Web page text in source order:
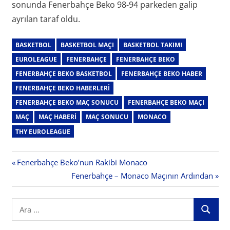
sonunda Fenerbahçe Beko 98-94 parkeden galip
ayrılan taraf oldu.
BASKETBOL BASKETBOL MAÇI
BASKETBOL TAKIMI
EUROLEAGUE
FENERBAHÇE
FENERBAHÇE BEKO
FENERBAHÇE BEKO BASKETBOL
FENERBAHÇE BEKO HABER
FENERBAHÇE BEKO HABERLERI
FENERBAHÇE BEKO MAÇ SONUCU
FENERBAHÇE BEKO MAÇI
MAÇ
MAÇ HABERI MAÇ SONUCU
MONACO
THY EUROLEAGUE
Yazı
gezinmesi
Previous
Fenerbahçe Beko’nun Rakibi Monaco
Next
Post:
Fenerbahçe – Monaco Maçının Ardından
Search
for:
ARA